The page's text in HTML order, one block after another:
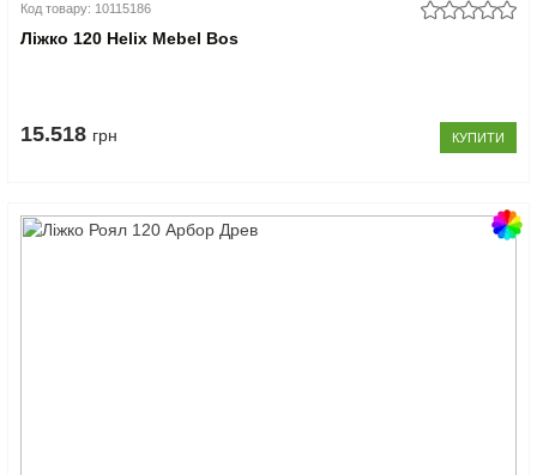
Код товару: 10115186
Ліжко 120 Helix Mebel Bos
15.518 грн КУПИТИ